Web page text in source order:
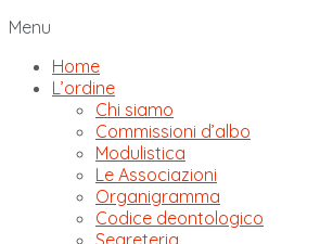
Menu
Home
L’ordine
Chi siamo
Commissioni d’albo
Modulistica
Le Associazioni
Organigramma
Codice deontologico
Segreteria